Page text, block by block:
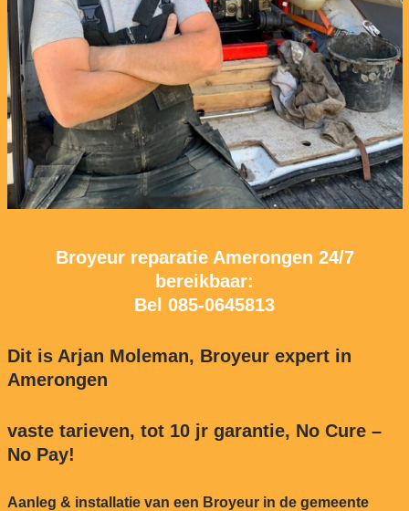
Broyeur reparatie Amerongen 24/7
bereikbaar:
Bel 085-0645813
Dit is Arjan Moleman, Broyeur expert in
Amerongen
vaste tarieven, tot 10 jr garantie, No Cure –
No Pay!
Aanleg & installatie van een Broyeur in de gemeente